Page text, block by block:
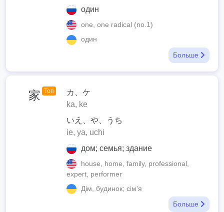
один
one, one radical (no.1)
один
Больше
家 Топ
カ、ケ
ka, ke
いえ、や、うち
ie, ya, uchi
дом; семья; здание
house, home, family, professional,
expert, performer
Дім, будинок; сім'я
Больше